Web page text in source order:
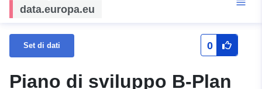
data.europa.eu
Set di dati 0
Piano di sviluppo B-Plan